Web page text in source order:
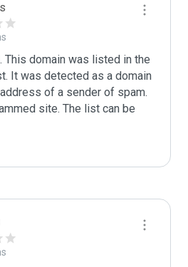
This domain was listed in the
It was detected as a domain
of a sender of spam.
site. The list can be